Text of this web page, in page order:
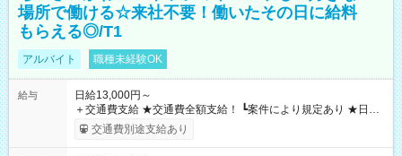
場所で働ける☆来社不要！働いたその日に給料
もらえる◎/T1
アルバイト 職種未経験OK
給与
日給13,000円～
＋交通費支給 ★交通費全額支給！ ┗案件により規定あり ★日払
いOK！（規定あり） ┗働いたその日に現金GET♪ お仕事後はコ
ンビニATMから 日払い分を引き落とせます！ 【試用期間】試
交通費別途支給あり